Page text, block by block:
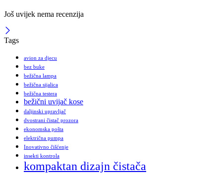
Još uvijek nema recenzija
Tags
avion za djecu
bez buke
bežična lampa
bežična sijalica
bežična testera
bežični uvijač kose
daljinski upravljač
dvostrani čistač prozora
ekonomska pošta
električna pumpa
Inovativno čišćenje
insekti kontrola
kompaktan dizajn čistača